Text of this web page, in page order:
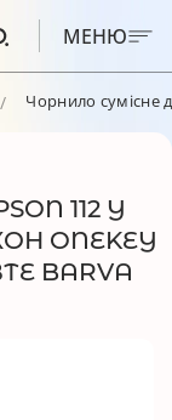
МЕНЮ
Чорнило сумісне
112 Y
ONEKEY
BARVA